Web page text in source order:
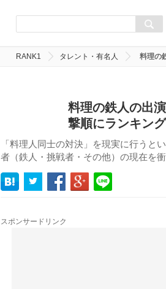
RANK1 タレント・有名人 料理の
料理の鉄人の出
撃順にランキング
「料理人同士の対決」を現実に行うと
者（鉄人・挑戦者・その他）の現在を
スポンサードリンク